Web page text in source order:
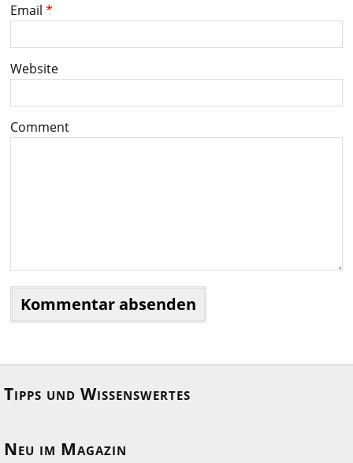
Email *
Website
Comment
Tipps und Wissenswertes
Neu im Magazin